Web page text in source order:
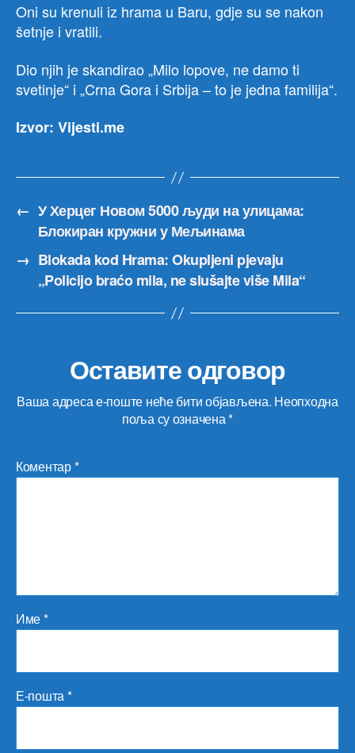
Oni su krenuli iz hrama u Baru, gdje su se nakon
šetnje i vratili.
Dio njih je skandirao „Milo lopove, ne damo ti
svetinje“ i „Crna Gora i Srbija – to je jedna familija“.
Izvor: Vijesti.me
← У Херцег Новом 5000 људи на улицама:
Блокиран кружни у Мељинама
→ Blokada kod Hrama: Okupljeni pjevaju
„Policijo braćo mila, ne slušajte više Mila“
Оставите одговор
Ваша адреса е-поште неће бити објављена. Неопходна
поља су означена*
Коментар*
Име*
Е-пошта*